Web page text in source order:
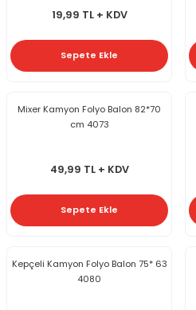
19,99 TL + KDV
Sepete Ekle
Mixer Kamyon Folyo Balon 82*70
cm 4073
49,99 TL + KDV
Sepete Ekle
Kepçeli Kamyon Folyo Balon 75* 63
4080